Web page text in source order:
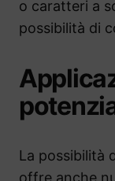
o caratteri a
possibilità di
La possibilità